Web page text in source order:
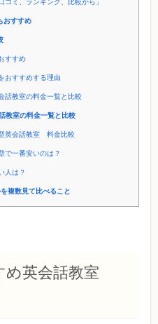
ミ、ランキング、比較から」
おすすめ
すすめ
おすすめする理由
話教室の料金一覧と比較
教室の料金一覧と比較
英会話教室 料金比較
で一番安いのは？
人は？
複数見て比べること
め英会話教室